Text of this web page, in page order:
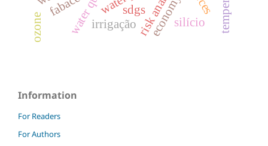
irrigação economysilício
sdgs
ozone
Information
For Readers
For Authors